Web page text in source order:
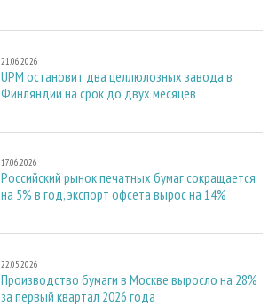
21.06.2026
UPM остановит два целлюлозных завода в
Финляндии на срок до двух месяцев
17.06.2026
Российский рынок печатных бумаг сокращается
на 5% в год, экспорт офсета вырос на 14%
22.05.2026
Производство бумаги в Москве выросло на 28%
за первый квартал 2026 года